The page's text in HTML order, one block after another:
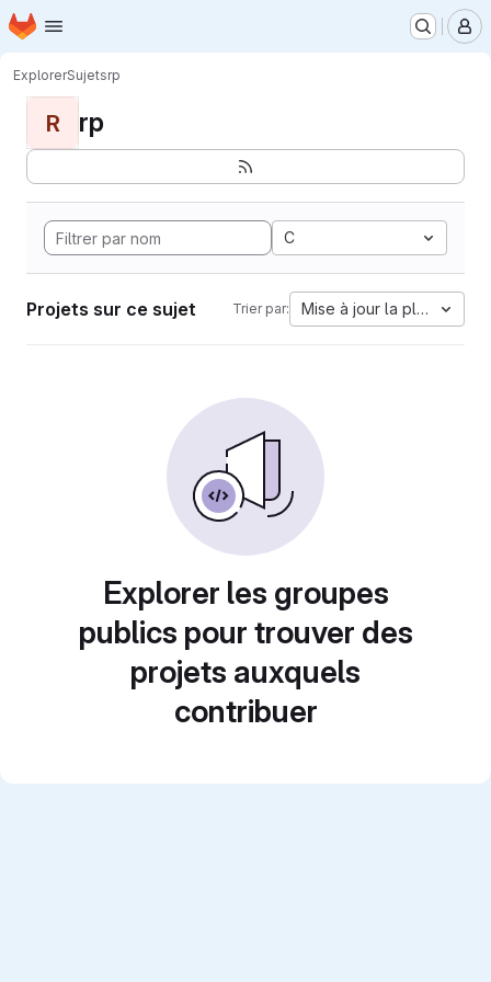
Passer au contenu principal
Page d'accueil
ExplorerSujetsrp
R rp
C
Projets sur ce sujet Trier par: Mise à jour la plus
Explorer les groupes
publics pour trouver des
projets auxquels
contribuer